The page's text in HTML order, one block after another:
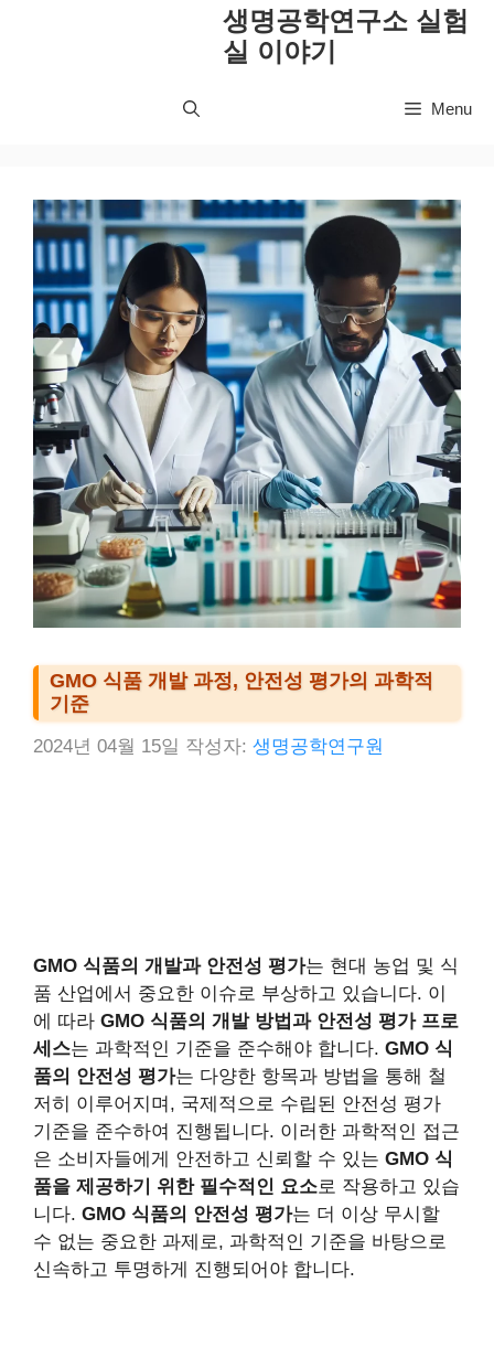
생명공학연구소 실험
실 이야기
Menu
GMO 식품 개발 과정, 안전성 평가의 과학적
기준
2024년 04월 15일 작성자: 생명공학연구원
GMO 식품의 개발과 안전성 평가는 현대 농업 및 식
품 산업에서 중요한 이슈로 부상하고 있습니다. 이
에 따라 GMO 식품의 개발 방법과 안전성 평가 프로
세스는 과학적인 기준을 준수해야 합니다. GMO 식
품의 안전성 평가는 다양한 항목과 방법을 통해 철
저히 이루어지며, 국제적으로 수립된 안전성 평가
기준을 준수하여 진행됩니다. 이러한 과학적인 접근
은 소비자들에게 안전하고 신뢰할 수 있는 GMO 식
품을 제공하기 위한 필수적인 요소로 작용하고 있습
니다. GMO 식품의 안전성 평가는 더 이상 무시할
수 없는 중요한 과제로, 과학적인 기준을 바탕으로
신속하고 투명하게 진행되어야 합니다.